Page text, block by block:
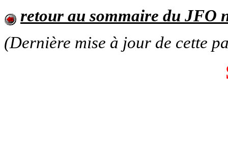
retour au sommaire du JFO
(Dernière mise à jour de cette